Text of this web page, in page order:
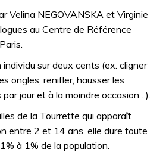
Velina NEGOVANSKA et Virginie
au Centre de Référence
sur deux cents (ex. cligner
ongles, renifler, hausser les
jour et à la moindre occasion…).
de la Tourrette qui apparaît
entre 2 et 14 ans, elle dure toute
à 1% de la population.